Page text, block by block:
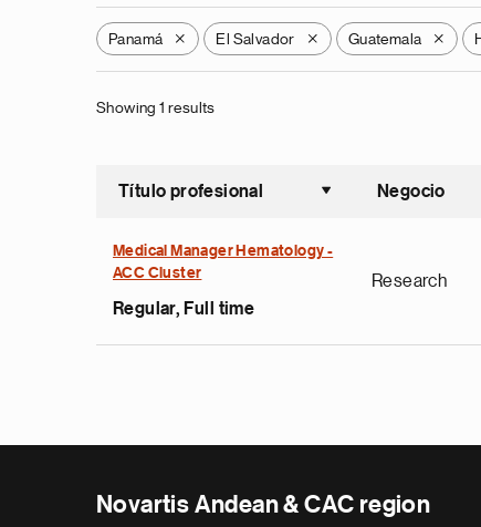
Panamá X El Salvador X Guatemala X
Showing 1 results
Título profesional
Ordenar
Negocio
Medical Manager Hematology -
ACC Cluster
Regular, Full time
Research
Novartis Andean & CAC region